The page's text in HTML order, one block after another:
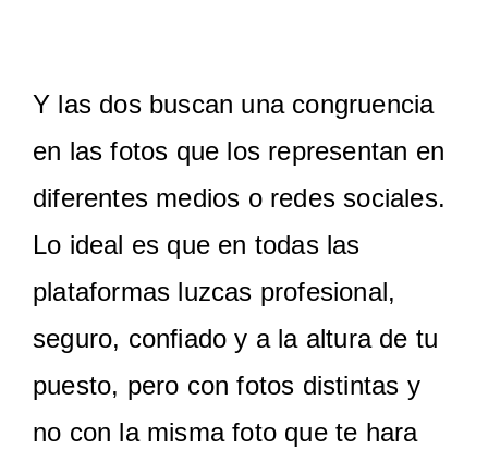
Y las dos buscan una congruencia
en las fotos que los representan en
diferentes medios o redes sociales.
Lo ideal es que en todas las
plataformas luzcas profesional,
seguro, confiado y a la altura de tu
puesto, pero con fotos distintas y
no con la misma foto que te hara